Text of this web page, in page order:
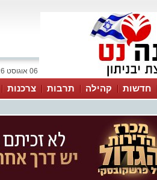
06 אוגוסט 2026 / 18:39
חדשות קהילה תרבות צרכנות